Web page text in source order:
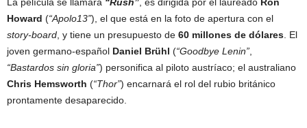
Howard (“Apolo13”), el que está en la foto de apertura con el
story-board , y tiene un presupuesto de 60 millones de dólares . El
joven germano-español Daniel Brühl (“Goodbye Lenin”
“Bastardos sin gloria”) personifica al piloto austríaco; el australiano
Chris Hemsworth (“Thor”) encarnará el rol del rubio británico
prontamente desaparecido.